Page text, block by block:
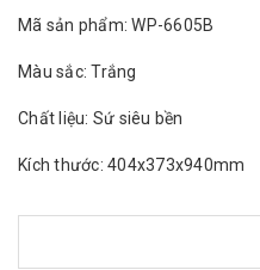
Mã sản phẩm: WP-6605B
Màu sắc: Trắng
Chất liệu: Sứ siêu bền
Kích thước: 404x373x940mm